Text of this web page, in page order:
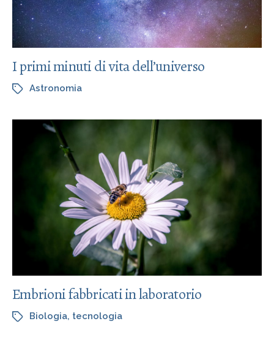
I primi minuti di vita dell’universo
Astronomia
Embrioni fabbricati in laboratorio
Biologia, tecnologia